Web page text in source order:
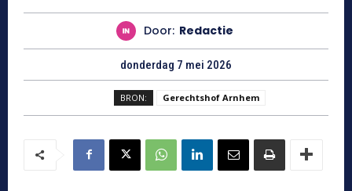
Door: Redactie
donderdag 7 mei 2026
BRON: Gerechtshof Arnhem